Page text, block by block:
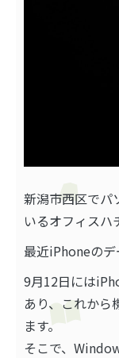
新潟市西区でパ
いるオフィスハ
最近iPhoneのデ
9月12日には
あり、これから
ます。
そこで、